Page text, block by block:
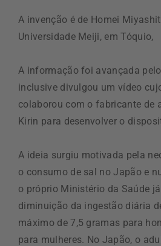
A invenção é de Homei
Universidade Meiji, em Tóquio,
A informação foi avançada pelo
inclusive divulgou um vídeo
colaborou com o fabricante de
Kirin para desenvolver o
A ideia surgiu motivada pela
o consumo de sal no Japão e
o próprio Ministério da Saúde
diminuição da ingestão diária
máximo de 7,5 gramas para
para mulheres. No Japão, o